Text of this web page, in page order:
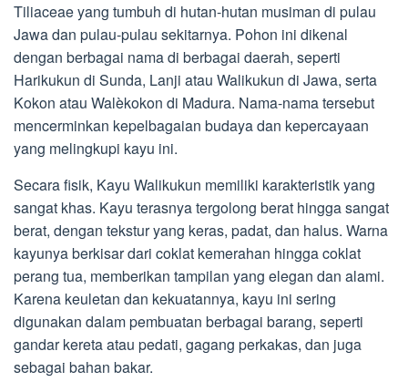
Tiliaceae yang tumbuh di hutan-hutan musiman di pulau
Jawa dan pulau-pulau sekitarnya. Pohon ini dikenal
dengan berbagai nama di berbagai daerah, seperti
Harikukun di Sunda, Lanji atau Walikukun di Jawa, serta
Kokon atau Walèkokon di Madura. Nama-nama tersebut
mencerminkan kepelbagaian budaya dan kepercayaan
yang melingkupi kayu ini.
Secara fisik, Kayu Walikukun memiliki karakteristik yang
sangat khas. Kayu terasnya tergolong berat hingga sangat
berat, dengan tekstur yang keras, padat, dan halus. Warna
kayunya berkisar dari coklat kemerahan hingga coklat
perang tua, memberikan tampilan yang elegan dan alami.
Karena keuletan dan kekuatannya, kayu ini sering
digunakan dalam pembuatan berbagai barang, seperti
gandar kereta atau pedati, gagang perkakas, dan juga
sebagai bahan bakar.